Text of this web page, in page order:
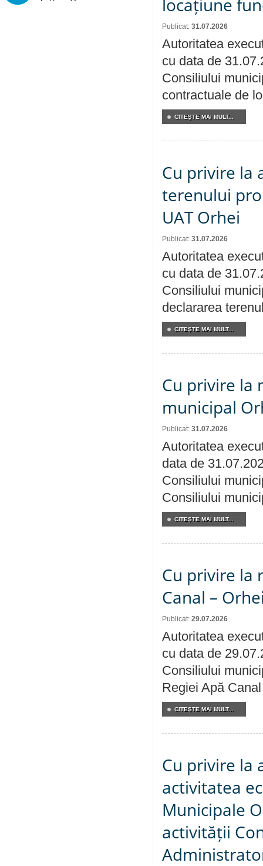
locațiune
Publicat: 31.07.2026
Autoritatea
cu data de
Consiliului
contractuale de
CITEŞTE MAI MULT...
Cu privire la
terenului
UAT Orhei
Publicat: 31.07.2026
Autoritatea
cu data de
Consiliului
declararea
CITEŞTE MAI MULT...
Cu privire la
municipal
Publicat: 31.07.2026
Autoritatea
data de
Consiliului
Consiliului
CITEŞTE MAI MULT...
Cu privire la
Canal –
Publicat: 29.07.2026
Autoritatea
cu data de
Consiliului
Regiei Apă
CITEŞTE MAI MULT...
Cu privire la
activitatea
Municipale
activității